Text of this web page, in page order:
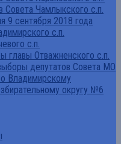
Совета Чамлыкского с.п.
9 сентября 2018 года
с.п.
с.п.
главы Отважненского с.п.
депутатов Совета МО
Владимирскому
округу №6